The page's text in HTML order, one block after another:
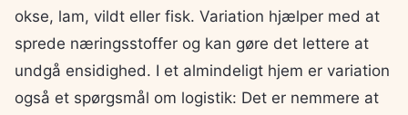
okse, lam, vildt eller fisk. Variation hjælper med at
sprede næringsstoffer og kan gøre det lettere at
undgå ensidighed. I et almindeligt hjem er variation
også et spørgsmål om logistik: Det er nemmere at